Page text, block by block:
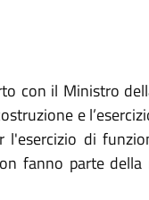
con il Ministro
e
l'esercizio di
fanno parte